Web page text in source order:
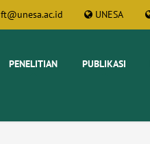
UNESA
ft@unesa.ac.id
PENELITIAN PUBLIKASI